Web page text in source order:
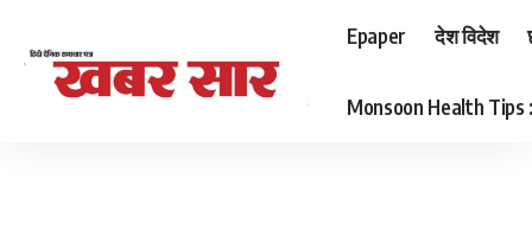
Epaper देश विदेश
Monsoon Health Tips :